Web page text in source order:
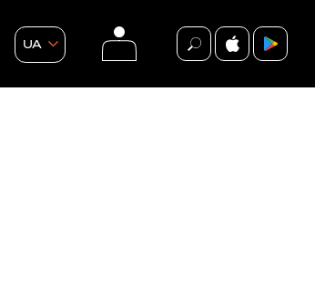
UA